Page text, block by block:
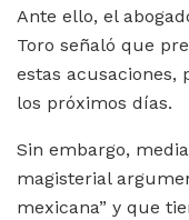
Ante ello, el
Toro señaló que
estas acusaciones,
los próximos días.
Sin embargo,
magisterial
mexicana” y que